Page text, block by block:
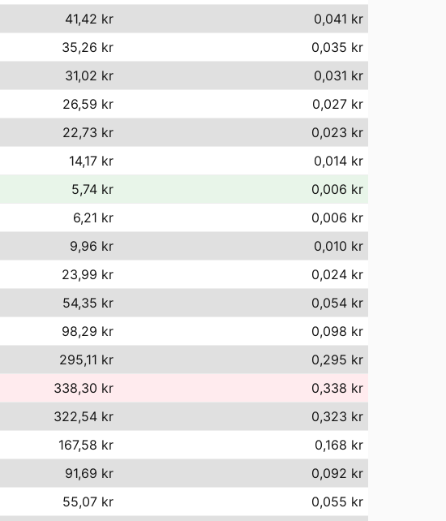
41,42 kr
0,041 kr
35,26 kr
0,035 kr
31,02 kr
0,031 kr
26,59 kr
0,027 kr
22,73 kr
0,023 kr
14,17 kr
0,014 kr
5,74 kr
0,006 kr
6,21 kr
0,006 kr
9,96 kr
0,010 kr
23,99 kr
0,024 kr
54,35 kr
0,054 kr
98,29 kr
0,098 kr
295,11 kr
0,295 kr
338,30 kr
0,338 kr
322,54 kr
0,323 kr
167,58 kr
0,168 kr
91,69 kr
0,092 kr
55,07 kr
0,055 kr